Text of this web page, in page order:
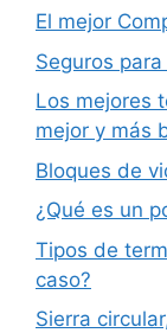
El mejor
Seguros
Los mejores
mejor y más
Bloques de
¿Qué es un
Tipos de
caso?
Sierra